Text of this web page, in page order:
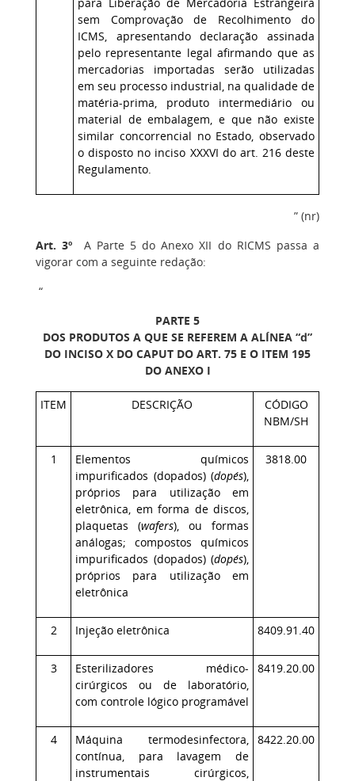
sem Comprovação de Recolhimento do
ICMS, apresentando declaração assinada
pelo representante legal afirmando que as
mercadorias importadas serão utilizadas
em seu processo industrial, na qualidade de
matéria-prima, produto intermediário ou
material de embalagem, e que não existe
similar concorrencial no Estado, observado
o disposto no inciso XXXVI do art. 216 deste
Regulamento.
” (nr)
Art. 3º A Parte 5 do Anexo XII do RICMS passa a
vigorar com a seguinte redação:
“
PARTE 5
DOS PRODUTOS A QUE SE REFEREM A ALÍNEA “d”
DO INCISO X DO CAPUT DO ART. 75 E O ITEM 195
DO ANEXO I
ITEM DESCRIÇÃO
CÓDIGO
NBM/SH
1
Elementos químicos
impurificados (dopados) (dopés),
próprios para utilização em
eletrônica, em forma de discos,
plaquetas (wafers), ou formas
análogas; compostos químicos
impurificados (dopados) (dopés),
próprios para utilização em
eletrônica
3818.00
2 Injeção eletrônica 8409.91.40
3
Esterilizadores médico-
cirúrgicos ou de laboratório,
com controle lógico programável
8419.20.00
4
Máquina termodesinfectora,
contínua, para lavagem de
instrumentais cirúrgicos,
8422.20.00